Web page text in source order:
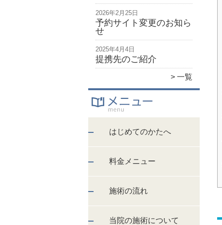
2026年2月25日
予約サイト変更のお知ら
せ
2025年4月4日
提携先のご紹介
一覧
はじめてのかたへ
料金メニュー
施術の流れ
当院の施術について